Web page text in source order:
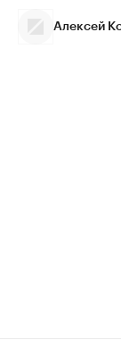
Алексей